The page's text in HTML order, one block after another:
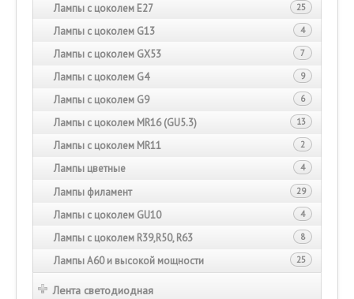
25
Лампы с цоколем Е27
4
Лампы с цоколем G13
7
Лампы с цоколем GX53
9
Лампы с цоколем G4
6
Лампы с цоколем G9
13
Лампы с цоколем MR16 (GU5.3)
2
Лампы с цоколем MR11
4
Лампы цветные
29
Лампы филамент
4
Лампы с цоколем GU10
8
Лампы с цоколем R39,R50, R63
25
Лампы А60 и высокой мощности
Лента светодиодная